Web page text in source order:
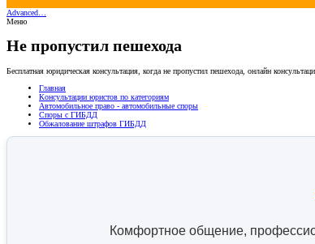
Advanced…
Меню
Не пропустил пешехода
Бесплатная юридическая консультация, когда не пропустил пешехода, онлайн
Главная
Консультации юристов по категориям
Автомобильное право - автомобильные споры
Споры с ГИБДД
Обжалование штрафов ГИБДД
Комфортное общение,